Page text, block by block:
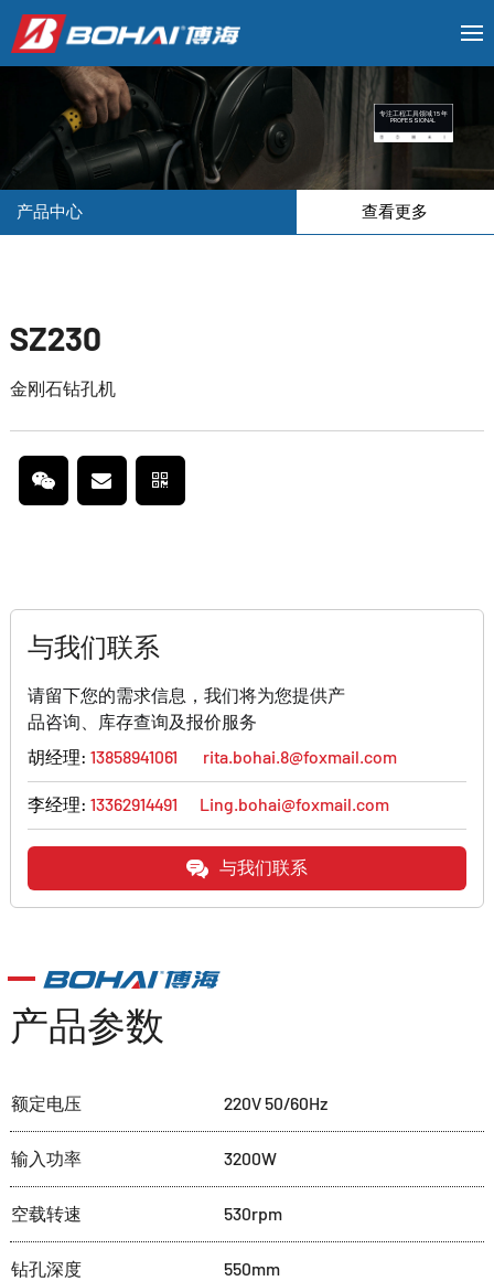
专注工程工具领域 15 年
PROFESSIONAL
产品中心 查看更多
SZ230
金刚石钻孔机
与我们联系
请留下您的需求信息，我们将为您提供产
品咨询、库存查询及报价服务
胡经理: 13858941061 rita.bohai.8@foxmail.com
李经理: 13362914491 Ling.bohai@foxmail.com
与我们联系
产品参数
额定电压 220V 50/60Hz
输入功率 3200W
空载转速 530rpm
钻孔深度 550mm